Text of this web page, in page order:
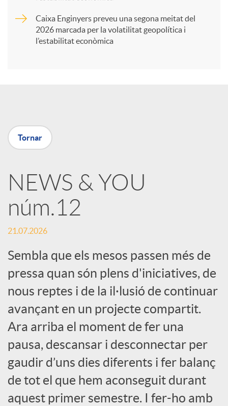
a
a
r
x
e
s
S
o
Caixa Enginyers preveu una segona meitat del
2026 marcada per la volatilitat geopolítica i
l’estabilitat econòmica
Tornar
NEWS & YOU
núm.12
21.07.2026
Sembla que els mesos passen més de
pressa quan són plens d'iniciatives, de
nous reptes i de la il·lusió de continuar
avançant en un projecte compartit.
Ara arriba el moment de fer una
pausa, descansar i desconnectar per
gaudir d’uns dies diferents i fer balanç
de tot el que hem aconseguit durant
aquest primer semestre. I fer-ho amb